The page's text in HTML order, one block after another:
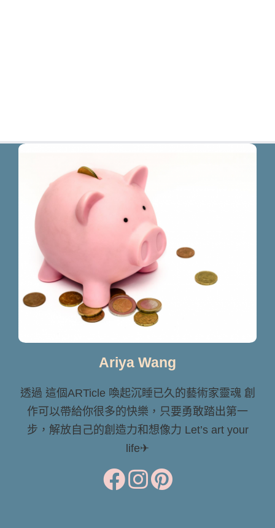
Ariya Wang
透過 這個ARTicle 喚起沉睡已久的藝術家靈魂 創
作可以帶給你很多的快樂，只要勇敢踏出第一
步，解放自己的創造力和想像力 Let’s art your
life✈